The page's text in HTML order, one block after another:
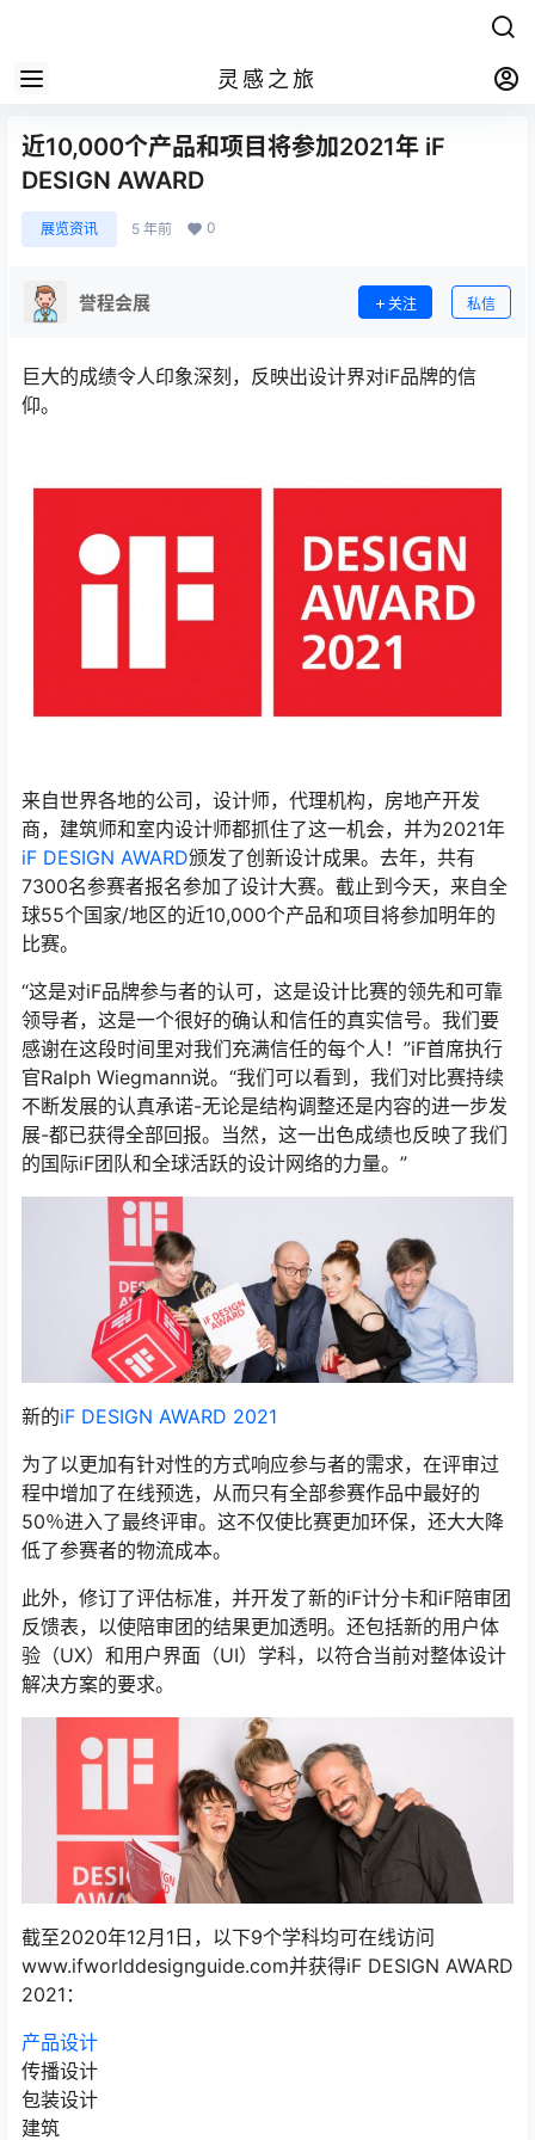
灵感之旅
近10,000个产品和项目将参加2021年 iF
DESIGN AWARD
展览资讯 5 年前 0
誉程会展 关注 私信
巨大的成绩令人印象深刻，反映出设计界对iF品牌的信
仰。
来自世界各地的公司，设计师，代理机构，房地产开发
商，建筑师和室内设计师都抓住了这一机会，并为2021年
iF DESIGN AWARD颁发了创新设计成果。去年，共有
7300名参赛者报名参加了设计大赛。截止到今天，来自全
球55个国家/地区的近10,000个产品和项目将参加明年的
比赛。
“这是对iF品牌参与者的认可，这是设计比赛的领先和可靠
领导者，这是一个很好的确认和信任的真实信号。我们要
感谢在这段时间里对我们充满信任的每个人！”iF首席执行
官Ralph Wiegmann说。“我们可以看到，我们对比赛持续
不断发展的认真承诺-无论是结构调整还是内容的进一步发
展-都已获得全部回报。当然，这一出色成绩也反映了我们
的国际iF团队和全球活跃的设计网络的力量。”
新的iF DESIGN AWARD 2021
为了以更加有针对性的方式响应参与者的需求，在评审过
程中增加了在线预选，从而只有全部参赛作品中最好的
50％进入了最终评审。这不仅使比赛更加环保，还大大降
低了参赛者的物流成本。
此外，修订了评估标准，并开发了新的iF计分卡和iF陪审团
反馈表，以使陪审团的结果更加透明。还包括新的用户体
验（UX）和用户界面（UI）学科，以符合当前对整体设计
解决方案的要求。
截至2020年12月1日，以下9个学科均可在线访问
www.ifworlddesignguide.com并获得iF DESIGN AWARD
2021：
产品设计
传播设计
包装设计
建筑